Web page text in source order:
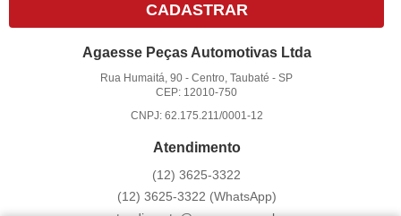
CADASTRAR
Agaesse Peças Automotivas Ltda
Rua Humaitá, 90 -Centro, Taubaté -SP
CEP: 12010-750
CNPJ: 62.175.211/0001-12
Atendimento
(12) 3625-3322
(12) 3625-3322 (WhatsApp)